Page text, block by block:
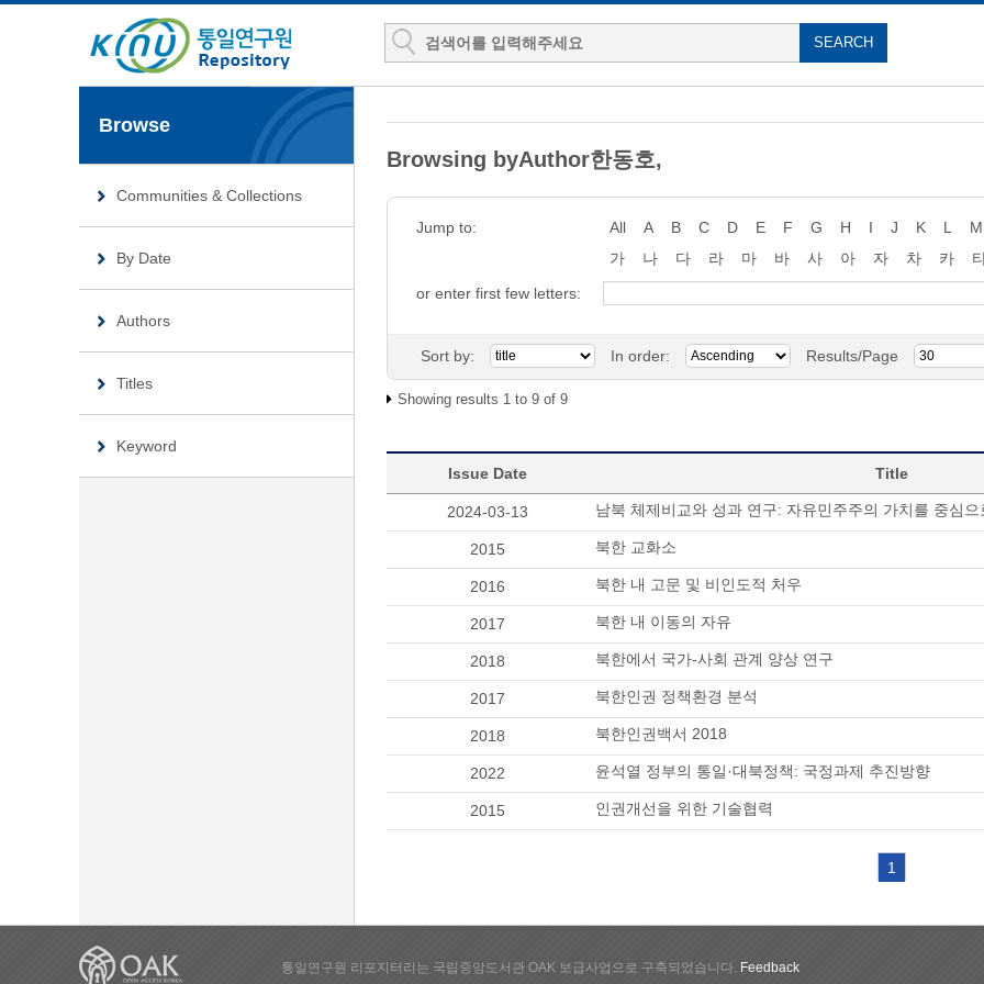
Browse
Communities & Collections
By Date
Authors
Titles
Keyword
Browsing byAuthor한동호,
Jump to: All A B C D E F G H I J K L M
가
나 다 라 마 바 사 아 자 차 카
or enter first few letters:
Sort by: In order: Results/Page
Showing results 1 to 9 of 9
Issue Date Title
2024-03-13 남북 체제비교와 성과 연구: 자유민주주의 가치를 중심으
2015 북한 교화소
2016 북한 내 고문 및 비인도적 처우
2017 북한 내 이동의 자유
2018 북한에서 국가-사회 관계 양상 연구
2017 북한인권 정책환경 분석
2018 북한인권백서 2018
2022 윤석열 정부의 통일·대북정책: 국정과제 추진방향
2015 인권개선을 위한 기술협력
1
통일연구원 리포지터리는 국립중앙도서관 OAK 보급사업으로 구축되었습니다. Feedback